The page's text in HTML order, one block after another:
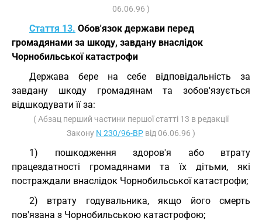
06.06.96 )
Стаття 13. Обов'язок держави перед
громадянами за шкоду, завдану внаслідок
Чорнобильської катастрофи
Держава бере на себе відповідальність за
завдану шкоду громадянам та зобов'язується
відшкодувати її за:
( Абзац перший частини першої статті 13 в редакції
Закону N 230/96-ВР від 06.06.96 )
1) пошкодження здоров'я або втрату
працездатності громадянами та їх дітьми, які
постраждали внаслідок Чорнобильської катастрофи;
2) втрату годувальника, якщо його смерть
пов'язана з Чорнобильською катастрофою;